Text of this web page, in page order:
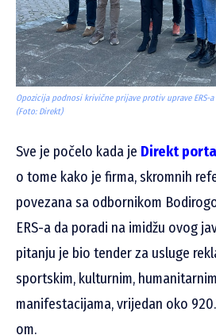
Opozicija podnosi krivične prijave protiv uprave ERS-
(Foto: Direkt)
Sve je počelo kada je Direkt
o tome kako je firma, skromnih
povezana sa odbornikom
ERS-a da poradi na imidžu ovog
pitanju je bio tender za usluge
sportskim, kulturnim,
manifestacijama, vrijedan oko
om.